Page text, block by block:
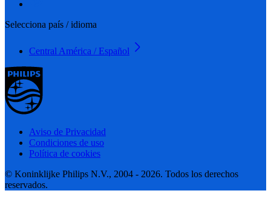
Selecciona país / idioma
Central América / Español
Aviso de Privacidad
Condiciones de uso
Política de cookies
© Koninklijke Philips N.V., 2004 - 2026. Todos los derechos
reservados.